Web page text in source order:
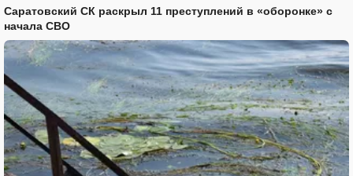
Саратовский СК раскрыл 11 преступлений в «оборонке» с
начала СВО